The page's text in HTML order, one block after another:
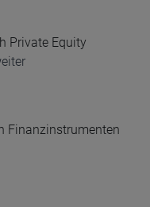
Private Equity
Finanzinstrumenten